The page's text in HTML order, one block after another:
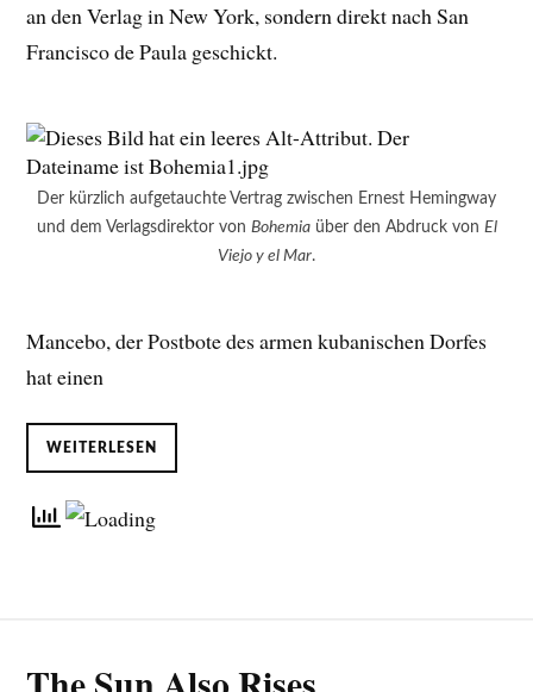
an den Verlag in New York, sondern direkt nach San
Francisco de Paula geschickt.
Der kürzlich aufgetauchte Vertrag zwischen Ernest Hemingway
und dem Verlagsdirektor von Bohemiaüber den Abdruck von El
Viejo y el Mar.
Mancebo, der Postbote des armen kubanischen Dorfes
hat einen
WEITERLESEN